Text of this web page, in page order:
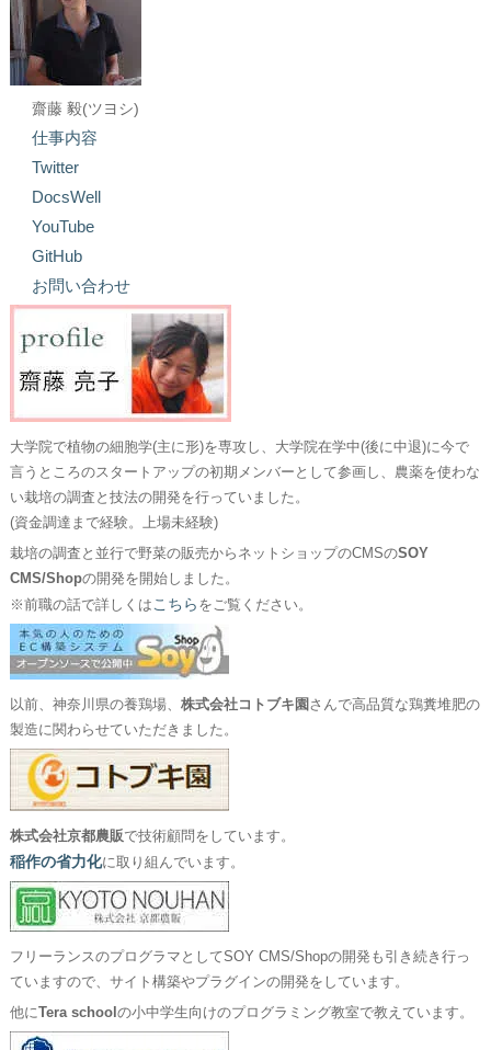
齋藤 毅(ツヨシ)
仕事内容
Twitter
DocsWell
YouTube
GitHub
お問い合わせ
大学院で植物の細胞学(主に形)を専攻し、大学院在学中(後に中退)に今で
言うところのスタートアップの初期メンバーとして参画し、農薬を使わな
い栽培の調査と技法の開発を行っていました。
(資金調達まで経験。上場未経験)
栽培の調査と並行で野菜の販売からネットショップのCMSのSOY
CMS/Shopの開発を開始しました。
※前職の話で詳しくは こちら をご覧ください。
以前、神奈川県の養鶏場、 株式会社コトブキ園 さんで高品質な鶏糞堆肥の
製造に関わらせていただきました。
株式会社京都農販で技術顧問をしています。
稲作の省力化に取り組んでいます。
フリーランスのプログラマとしてSOY CMS/Shopの開発も引き続き行っ
ていますので、サイト構築やプラグインの開発をしています。
他にTera school の小中学生向けのプログラミング教室で教えています。